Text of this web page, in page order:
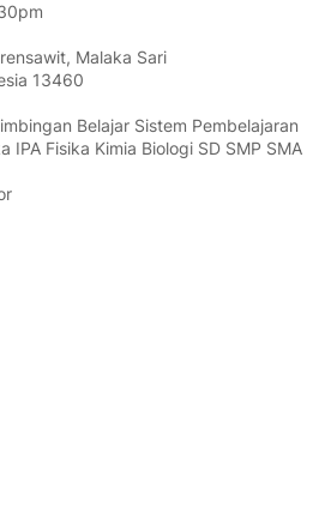
Malaka Sari
13460
Belajar Sistem Pembelajaran
IPA Fisika Kimia Biologi SD SMP SMA